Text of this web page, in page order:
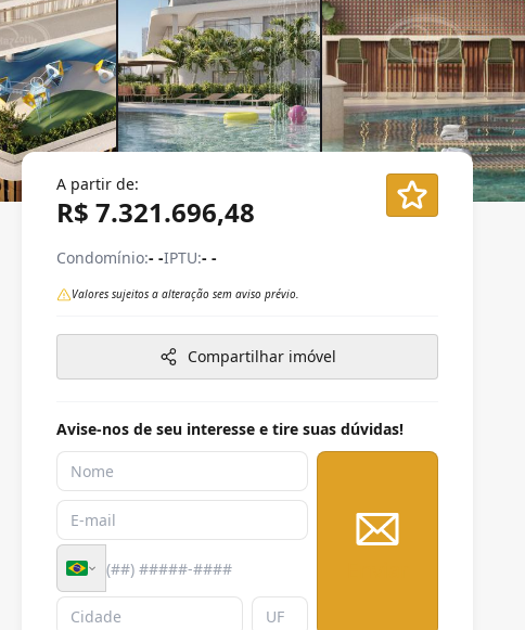
A partir de:
R$ 7.321.696,48
Condomínio:- -IPTU:- -
Valores sujeitos a alteração sem aviso prévio.
Compartilhar imóvel
Avise-nos de seu interesse e tire suas dúvidas!